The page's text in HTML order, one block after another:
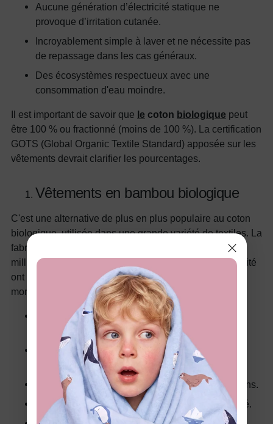
Aucune génération d’électricité statique ne
provoque d’irritation cutanée.
Incroyablement simple à laver et ne nécessite pas
de repassage dans les cas généraux.
Des écosystèmes respectueux avec une
consommation d'eau moindre.
Il est important de savoir que le coton biologique peut
être 100 % ou fractionné (moins de 100 %). La certification
GOTS (Global Organic Textile Standard) apposée sur les
vêtements devrait clarifier les pourcentages.
Vêtements en bambou biologique
C'est une alternative de plus en plus populaire au coton
biologique, utilisée dans une grande variété de textiles. La
fabrication de tissus à partir de bambou remonte à des
milliers d'années. Cependant, le procédé et sa popularité
ont été perfectionnés très récemment pour une culture
mondiale. Parmi les avantages évidents, on peut citer :
Plus doux que le coton, comparable au coton
égyptien.
Naturellement plus frais de 3° pour réguler la
température corporelle.
Tissu antimicrobien sans bactéries ni champignons.
Micropores intégrés pour améliorer la respirabilité.